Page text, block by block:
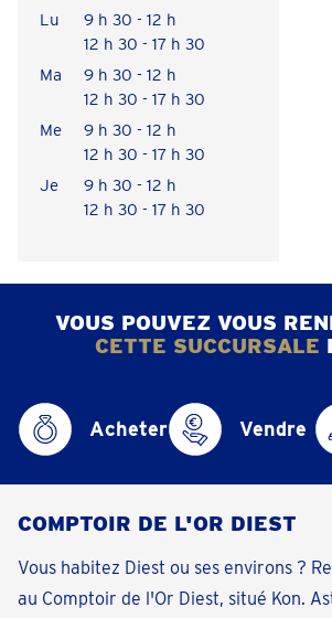
Lu
9 h 30 - 12 h
12 h 30 - 17 h 30
Ma
9 h 30 - 12 h
12 h 30 - 17 h 30
Me
9 h 30 - 12 h
12 h 30 - 17 h 30
Je
9 h 30 - 12 h
12 h 30 - 17 h 30
VOUS POUVEZ VOUS
CETTE SUCCURSALE
Acheter Vendre
COMPTOIR DE L'OR DIEST
Vous habitez Diest ou ses environs ?
au Comptoir de l'Or Diest, situé Kon.